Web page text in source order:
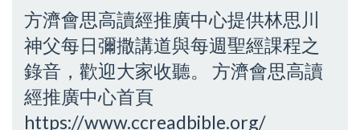
方濟會思高讀經推廣中心提供林思川
神父每日彌撒講道與每週聖經課程之
錄音，歡迎大家收聽。 方濟會思高讀
經推廣中心首頁
https://www.ccreadbible.org/